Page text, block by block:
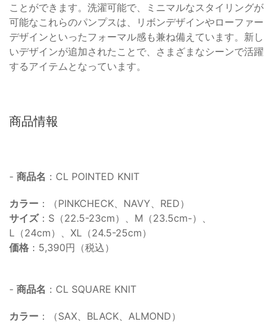
ことができます。洗濯可能で、ミニマルなスタイリングが
可能なこれらのパンプスは、リボンデザインやローファー
デザインといったフォーマル感も兼ね備えています。新し
いデザインが追加されたことで、さまざまなシーンで活躍
するアイテムとなっています。
商品情報
- 商品名 ：CL POINTED KNIT
カラー ：（PINKCHECK、NAVY、RED）
サイズ：S（22.5-23cm）、M（23.5cm-）、
L（24cm）、XL（24.5-25cm）
価格 ：5,390円（税込）
- 商品名 ：CL SQUARE KNIT
カラー ：（SAX、BLACK、ALMOND）